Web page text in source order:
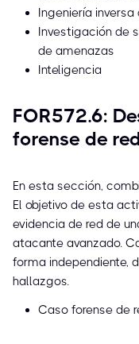
Ingeniería
Investigación de
de amenazas
Inteligencia
FOR572.6:
forense de
En esta sección,
El objetivo de esta
evidencia de red de
atacante avanzado.
forma independiente,
hallazgos.
Caso forense de